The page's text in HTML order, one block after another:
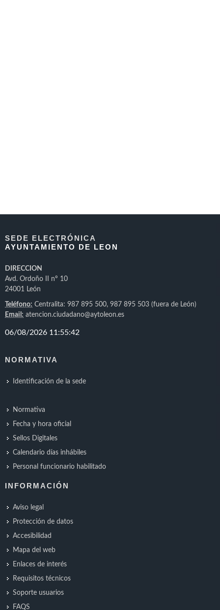
SEDE ELECTRÓNICA
AYUNTAMIENTO DE LEON
DIRECCION
Avd. Ordoño II nº 10
24001 León
Teléfono: Centralita: 987 895 500, 987 895 503 (fuera de León)
Email: atencion.ciudadano@aytoleon.es
NORMATIVA
Identificación de la sede
Normativa
Fecha y hora oficial
Sellos Digitales
Calendario días inhábiles
Personal funcionario habilitado
INFORMACIÓN
Aviso legal
Protección de datos
Accesibilidad
Mapa del web
Enlaces de interés
Requisitos técnicos
Soporte usuarios
FAQS